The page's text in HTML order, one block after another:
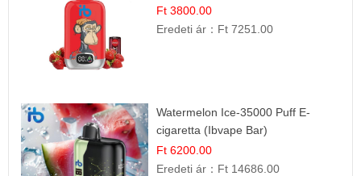
Ft 3800.00
Eredeti ár： Ft 7251.00
Watermelon Ice-35000 Puff E-
cigaretta (Ibvape Bar)
Ft 6200.00
Eredeti ár： Ft 14686.00